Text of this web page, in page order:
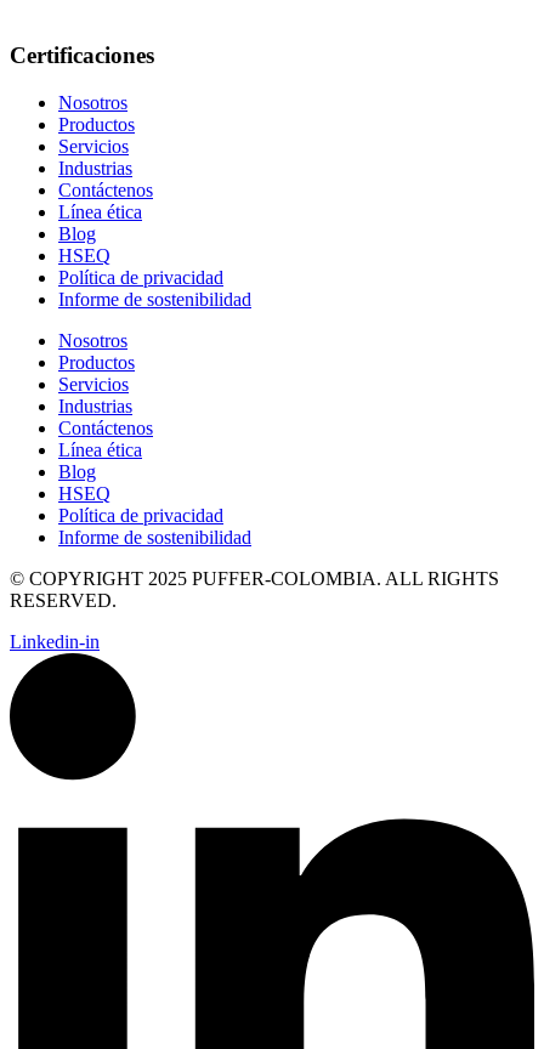
Certificaciones
Nosotros
Productos
Servicios
Industrias
Contáctenos
Línea ética
Blog
HSEQ
Política de privacidad
Informe de sostenibilidad
Nosotros
Productos
Servicios
Industrias
Contáctenos
Línea ética
Blog
HSEQ
Política de privacidad
Informe de sostenibilidad
© COPYRIGHT 2025 PUFFER-COLOMBIA. ALL RIGHTS
RESERVED.
Linkedin-in